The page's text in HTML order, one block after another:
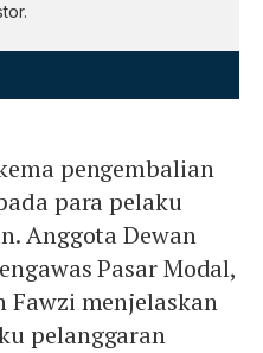
pengembalian
para pelaku
Anggota Dewan
Pasar Modal,
Fawzi menjelaskan
pelanggaran